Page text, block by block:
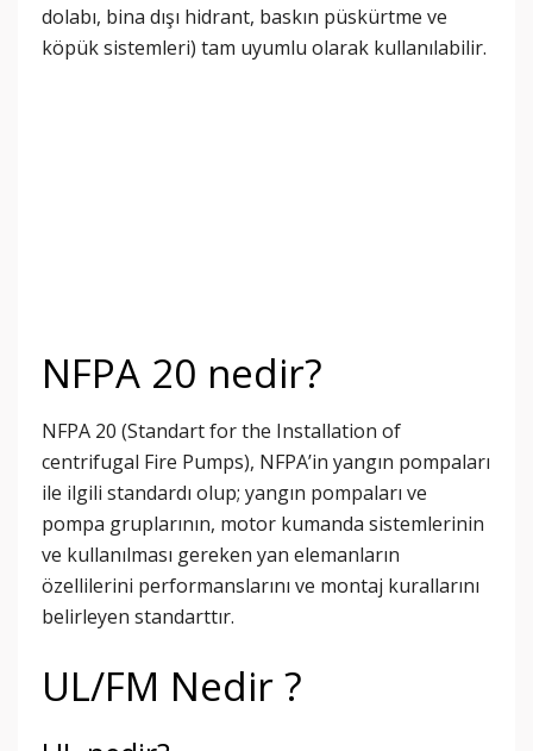
dolabı, bina dışı hidrant, baskın püskürtme ve
köpük sistemleri) tam uyumlu olarak kullanılabilir.
NFPA 20 nedir?
NFPA 20 (Standart for the Installation of
centrifugal Fire Pumps), NFPA’in yangın pompaları
ile ilgili standardı olup; yangın pompaları ve
pompa gruplarının, motor kumanda sistemlerinin
ve kullanılması gereken yan elemanların
özellilerini performanslarını ve montaj kurallarını
belirleyen standarttır.
UL/FM Nedir ?